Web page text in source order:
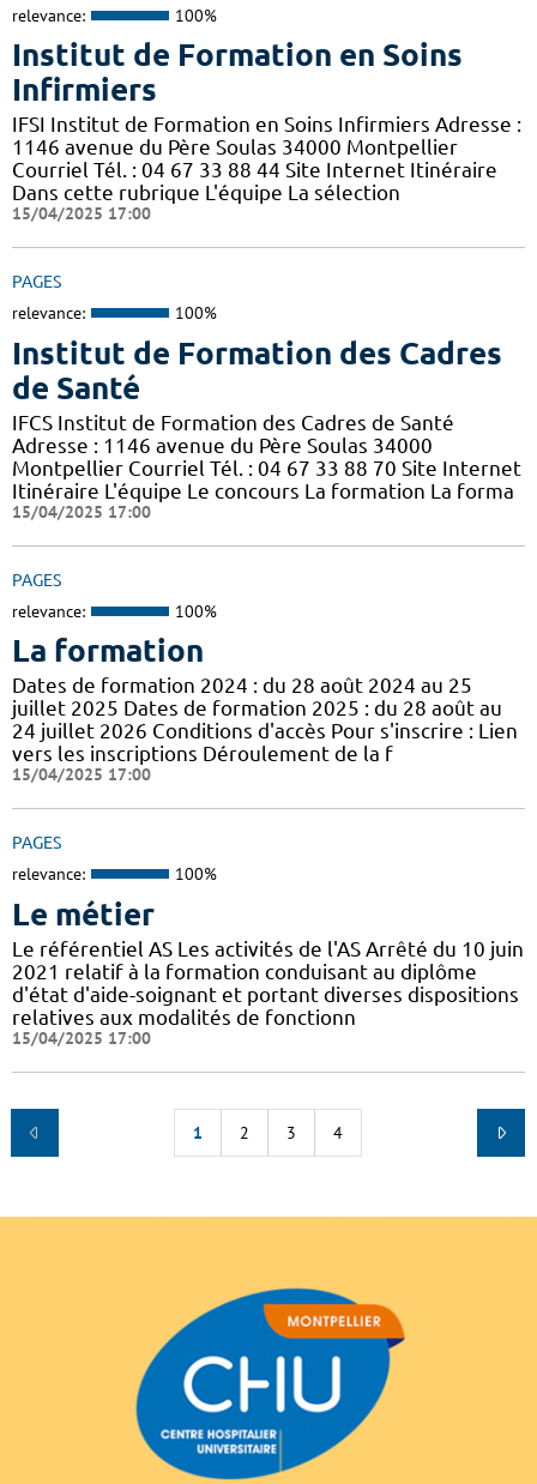
relevance: 100%
Institut de Formation en Soins
Infirmiers
IFSI Institut de Formation en Soins Infirmiers Adresse :
1146 avenue du Père Soulas 34000 Montpellier
Courriel Tél. : 04 67 33 88 44 Site Internet Itinéraire
Dans cette rubrique L'équipe La sélection
15/04/2025 17:00
PAGES
relevance: 100%
Institut de Formation des Cadres
de Santé
IFCS Institut de Formation des Cadres de Santé
Adresse : 1146 avenue du Père Soulas 34000
Montpellier Courriel Tél. : 04 67 33 88 70 Site Internet
Itinéraire L'équipe Le concours La formation La forma
15/04/2025 17:00
PAGES
relevance: 100%
La formation
Dates de formation 2024 : du 28 août 2024 au 25
juillet 2025 Dates de formation 2025 : du 28 août au
24 juillet 2026 Conditions d'accès Pour s'inscrire : Lien
vers les inscriptions Déroulement de la f
15/04/2025 17:00
PAGES
relevance: 100%
Le métier
Le référentiel AS Les activités de l'AS Arrêté du 10 juin
2021 relatif à la formation conduisant au diplôme
d'état d'aide-soignant et portant diverses dispositions
relatives aux modalités de fonctionn
15/04/2025 17:00
1 2 3 4